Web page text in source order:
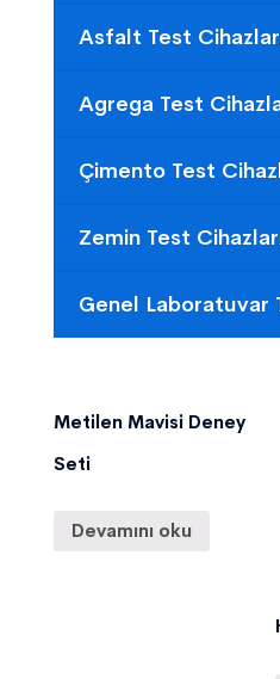
Asfalt Test
Agrega Test
Çimento Test
Zemin Test
Genel Laboratuvar
Metilen Mavisi Deney
Seti
Devamını oku